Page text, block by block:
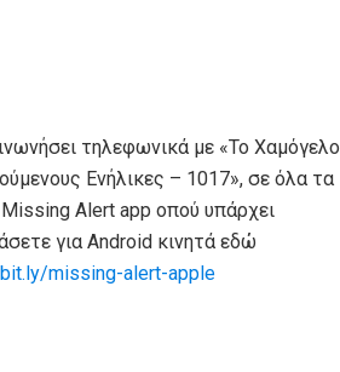
τηλεφωνικά με «Το Χαμόγελο
Ενήλικες – 1017», σε όλα τα
Alert app οπού υπάρχει
για Android κινητά εδώ
missing-alert-apple